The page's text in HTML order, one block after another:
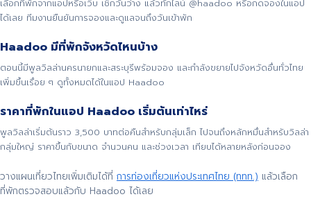
เลือกที่พักจากแอปหรือเว็บ เช็กวันว่าง แล้วทักไลน์ @haadoo หรือกดจองในแอป
ได้เลย ทีมงานยืนยันการจองและดูแลจนถึงวันเข้าพัก
Haadoo มีที่พักจังหวัดไหนบ้าง
ตอนนี้มีพูลวิลล่านครนายกและสระบุรีพร้อมจอง และกำลังขยายไปจังหวัดอื่นทั่วไทย
เพิ่มขึ้นเรื่อย ๆ ดูทั้งหมดได้ในแอป Haadoo
ราคาที่พักในแอป Haadoo เริ่มต้นเท่าไหร่
พูลวิลล่าเริ่มต้นราว 3,500 บาทต่อคืนสำหรับกลุ่มเล็ก ไปจนถึงหลักหมื่นสำหรับวิลล่า
กลุ่มใหญ่ ราคาขึ้นกับขนาด จำนวนคน และช่วงเวลา เทียบได้หลายหลังก่อนจอง
วางแผนเที่ยวไทยเพิ่มเติมได้ที่ การท่องเที่ยวแห่งประเทศไทย (ททท.) แล้วเลือก
ที่พักตรวจสอบแล้วกับ Haadoo ได้เลย